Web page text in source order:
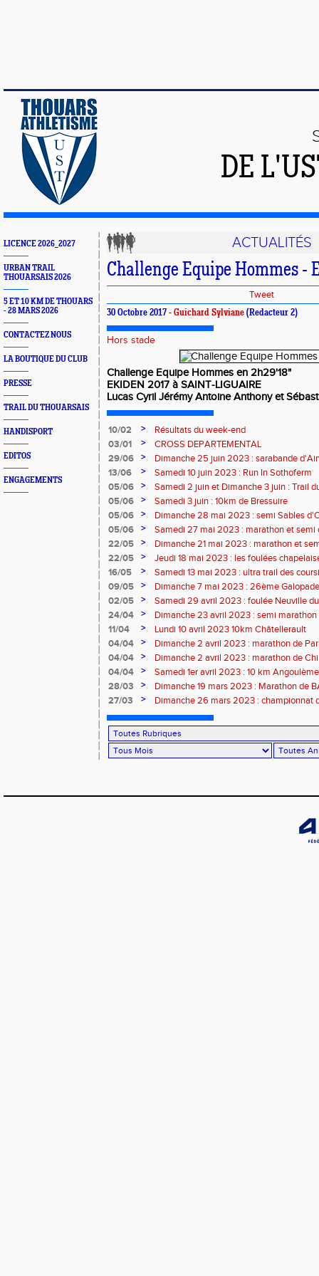
DE
LICENCE 2026_2027
URBAN TRAIL
THOUARSAIS 2026
5 ET 10 KM DE THOUARS
- 28 MARS 2026
CONTACTEZ NOUS
LA BOUTIQUE DU CLUB
PRESSE
TRAIL DU THOUARSAIS
HANDISPORT
EDITOS
ENGAGEMENTS
ACTUALITÉS
Challenge Equipe Hommes -
Tweet
30 Octobre 2017 - Guichard Sylviane (Redacteur 2)
Hors stade
Challenge Equipe Hommes en 2h29'18"
EKIDEN 2017 à SAINT-LIGUAIRE
Lucas Cyril Jérémy Antoine Anthony et
10/02 >
Résultats du week-end
03/01
>
CROSS DEPARTEMENTAL
29/06
>
Dimanche 25 juin 2023 : sarabande
13/06
>
Samedi 10 juin 2023 : Run In Sothoferm
05/06
>
Samedi 2 juin et Dimanche 3 juin : Trail
Velay
05/06 >
Samedi 3 juin : 10km de Bressuire
05/06
>
Dimanche 28 mai 2023 : semi Sables
05/06
>
Samedi 27 mai 2023 : marathon et semi
22/05
>
Dimanche 21 mai 2023 : marathon et
22/05
>
Jeudi 18 mai 2023 : les foulées
16/05
>
Samedi 13 mai 2023 : ultra trail des
09/05
>
Dimanche 7 mai 2023 : 26ème
02/05
>
Samedi 29 avril 2023 : foulée Neuville
24/04
>
Dimanche 23 avril 2023 : semi marathon
11/04
>
Lundi 10 avril 2023 10km Châtellerault
04/04
>
Dimanche 2 avril 2023 : marathon de
04/04
>
Dimanche 2 avril 2023 : marathon de
04/04
>
Samedi 1er avril 2023 : 10 km Angoulème
28/03
>
Dimanche 19 mars 2023 : Marathon de
27/03
> Dimanche 26 mars 2023 : championnat